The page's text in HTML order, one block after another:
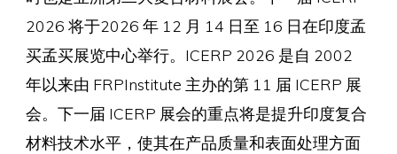
2026 将于2026 年 12 月 14 日至 16 日在印度孟
买孟买展览中心举行。ICERP 2026 是自 2002
年以来由 FRPInstitute 主办的第 11 届 ICERP 展
会。下一届 ICERP 展会的重点将是提升印度复合
材料技术水平，使其在产品质量和表面处理方面